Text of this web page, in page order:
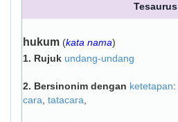
Tesaurus
hukum (kata nama)
1. Rujuk undang-undang
2. Bersinonim dengan ketetapan:
cara tatacara